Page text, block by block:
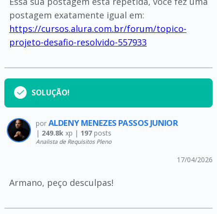
postagem exatamente igual em:
https://cursos.alura.com.br/forum/topico-
projeto-desafio-resolvido-557933
SOLUÇÃO!
por ALDENY MENEZES PASSOS JUNIOR
| 249.8k xp | 197posts
Analista de Requisitos Pleno
17/04/2026
Armano, peço desculpas!